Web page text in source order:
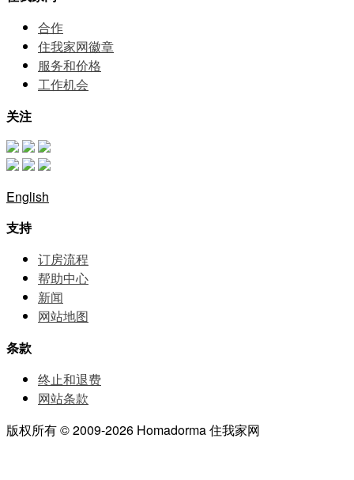
合作
住我家网徽章
服务和价格
⼯作机会
关注
English
支持
订房流程
帮助中⼼
新闻
网站地图
条款
终止和退费
网站条款
版权所有 © 2009-2026 Homadorma 住我家网